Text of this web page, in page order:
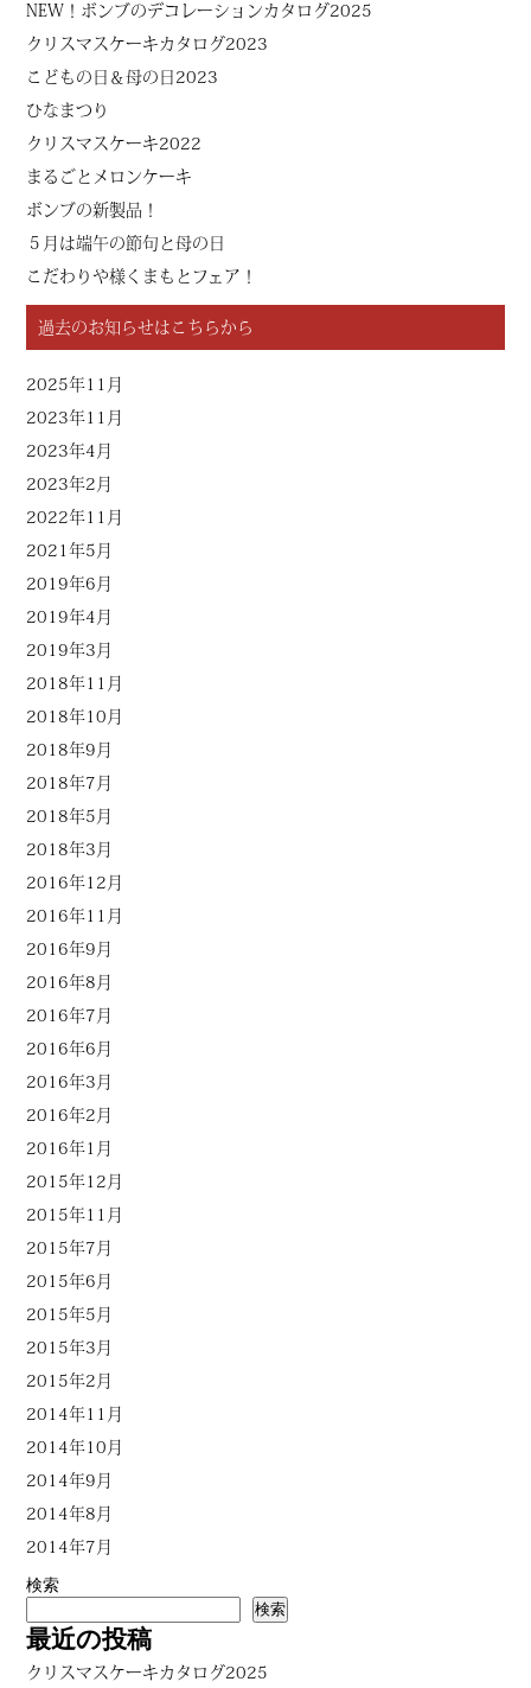
NEW！ボンブのデコレーションカタログ2025
クリスマスケーキカタログ2023
こどもの日＆母の日2023
ひなまつり
クリスマスケーキ2022
まるごとメロンケーキ
ボンブの新製品！
５月は端午の節句と母の日
こだわりや様くまもとフェア！
過去のお知らせはこちらから
2025年11月
2023年11月
2023年4月
2023年2月
2022年11月
2021年5月
2019年6月
2019年4月
2019年3月
2018年11月
2018年10月
2018年9月
2018年7月
2018年5月
2018年3月
2016年12月
2016年11月
2016年9月
2016年8月
2016年7月
2016年6月
2016年3月
2016年2月
2016年1月
2015年12月
2015年11月
2015年7月
2015年6月
2015年5月
2015年3月
2015年2月
2014年11月
2014年10月
2014年9月
2014年8月
2014年7月
検索
検索
最近の投稿
クリスマスケーキカタログ2025